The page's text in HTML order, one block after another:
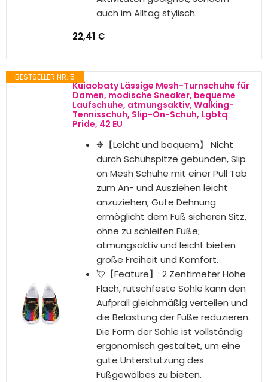
Harry Potter Pride-Geldbörse, Braun
Brieftasche mit mehreren
Abteilungen für Kredit- oder
Personalausweise
Innenfach mit Reißverschluss
geschlossen
Hintere Tasche für Banknoten
25,60 €
Regenbogen-Schuhe, Regenbogen-
Turnschuhe im Freien for Damen,
Leichter Modus, Bunte Sportschuhe,
Straßenmode, Dicke Sohle, Laufschuhe
(Color : Blue, Size : 38 EU)
TRAINERMATERIAL: Gummisohle +
hochwertiges, atmungsaktives
Obermaterial, leichte, rutschfeste
Laufsohle mit hochwertigen,
verschleißfesten Materialien;
Langlebiger Hipster-Rundkopf mit
Anti-Kollisions-Design,
gleichmäßig, bequem und schön.
KOMFORTABLE SNEAKERS: Weiches